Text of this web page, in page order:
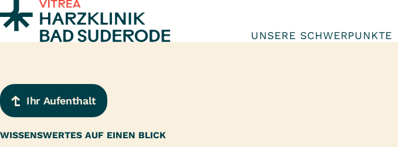
Zum Inhalt springen
UNSERE SCHWERPUNKTE
Ihr Aufenthalt
WISSENSWERTES AUF EINEN BLICK